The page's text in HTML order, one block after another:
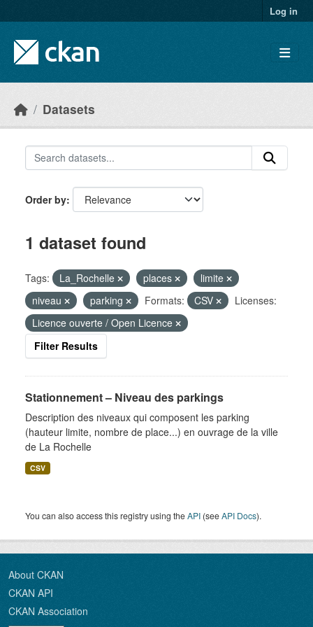
Log in
Datasets
Order by
1 dataset found
Tags: La_Rochelle places
limite
niveau
parking Formats: CSV
Licenses:
Licence ouverte / Open Licence
Filter Results
Stationnement – Niveau des parkings
Description des niveaux qui composent les parking
(hauteur limite, nombre de place...) en ouvrage de la ville
de La Rochelle
CSV
You can also access this registry using theAPI (seeAPI Docs).
About CKAN
CKAN API
CKAN Association